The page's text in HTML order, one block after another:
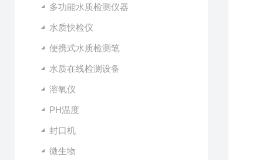
多功能水质检测仪器
水质快检仪
便携式水质检测笔
水质在线检测设备
溶氧仪
PH温度
封口机
微生物